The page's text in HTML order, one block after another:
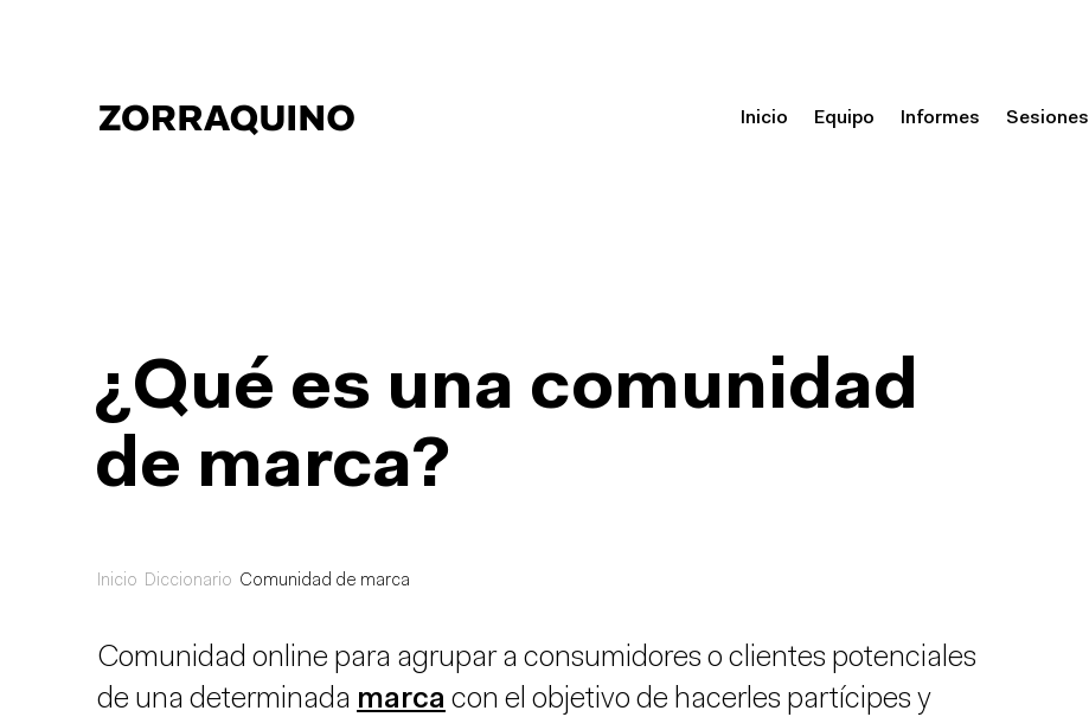
Inicio Equipo Informes Sesiones
¿Qué es una comunidad
de marca?
Inicio Diccionario Comunidad de marca
Comunidad online para agrupar a consumidores o clientes potenciales
de una determinada marca con el objetivo de hacerles partícipes y